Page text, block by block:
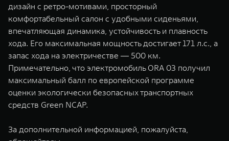
дизайн с ретро-мотивами, просторный
комфортабельный салон с удобными сиденьями,
впечатляющая динамика, устойчивость и плавность
хода. Его максимальная мощность достигает 171 л.с., а
запас хода на электричестве ― 500 км.
Примечательно, что электромобиль ORA 03 получил
максимальный балл по европейской программе
оценки экологически безопасных транспортных
средств Green NCAP.
За дополнительной информацией, пожалуйста,